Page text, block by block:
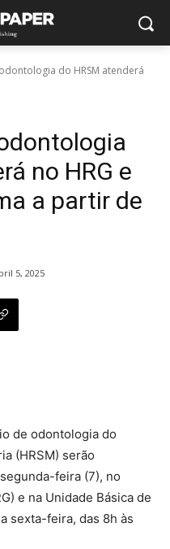
do HRSM atenderá
no HRG e
a partir de
5, 2025
de odontologia do
(HRSM) serão
feira (7), no
e na Unidade Básica de
sexta-feira, das 8h às